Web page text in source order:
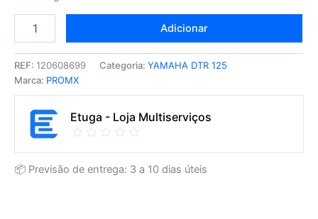
Adicionar
REF: 120608699 Categoria: YAMAHA DTR 125
Marca: PROMX
Etuga - Loja Multiserviços
📦 Previsão de entrega: 3 a 10 dias úteis